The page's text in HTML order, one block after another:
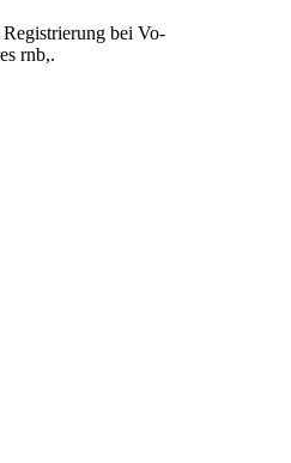
bei Vo-
rnb,.